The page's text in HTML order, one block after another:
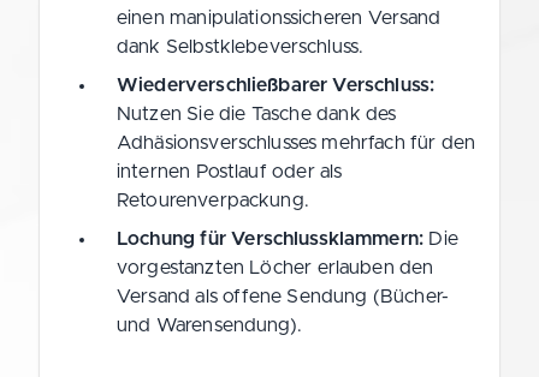
einen manipulationssicheren Versand
dank Selbstklebeverschluss.
Wiederverschließbarer Verschluss:
Nutzen Sie die Tasche dank des
Adhäsionsverschlusses mehrfach für den
internen Postlauf oder als
Retourenverpackung.
Lochung für Verschlussklammern: Die
vorgestanzten Löcher erlauben den
Versand als offene Sendung (Bücher-
und Warensendung).